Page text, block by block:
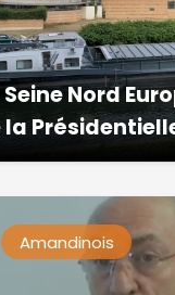
Nord
Amandinois